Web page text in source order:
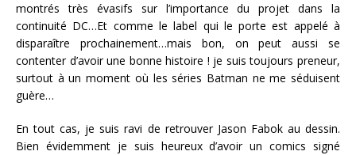
montrés très évasifs sur l’importance du projet dans la
continuité DC…Et comme le label qui le porte est appelé à
disparaître prochainement…mais bon, on peut aussi se
contenter d’avoir une bonne histoire ! je suis toujours preneur,
surtout à un moment où les séries Batman ne me séduisent
guère…
En tout cas, je suis ravi de retrouver Jason Fabok au dessin.
Bien évidemment je suis heureux d’avoir un comics signé